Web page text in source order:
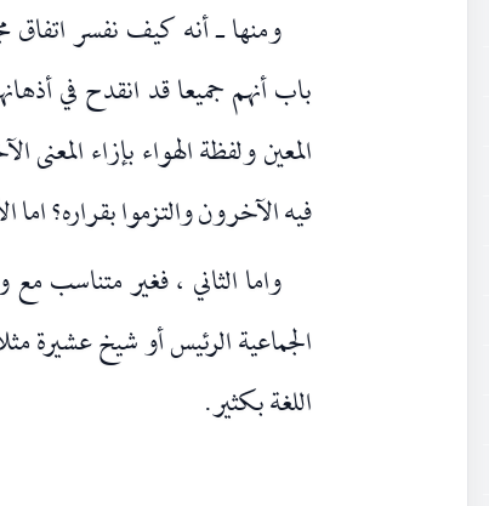
ومنها ـ أنه كيف نفسر
باب أنهم جميعا قد انقدح في
المعين ولفظة الهواء بإزاء
فيه الآخرون والتزموا بقراره؟
واما الثاني ، فغير متناسب مع
الجماعية الرئيس أو شيخ عشيرة
اللغة بكثير.